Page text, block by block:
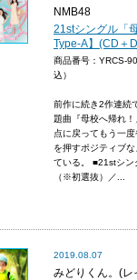
NMB48
21stシングル「
Type-A】(CD＋
商品番号：YRCS-
込）
前作に続き2作連続
題曲『母校へ帰れ
点に戻ってもう一
を押すポジティブ
ている。 ■21stシン
（※初選抜）／...
2019.08.07
みどりくん。(レ